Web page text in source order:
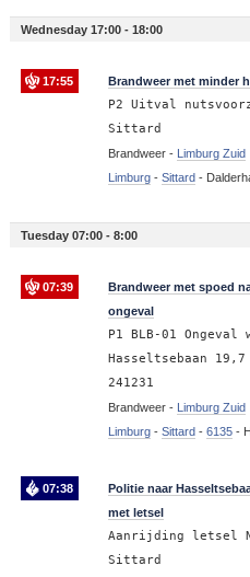
Wednesday 17:00 - 18:00
17:55 Brandweer met minder
P2 Uitval
Sittard
Brandweer - Limburg Zuid
Limburg- Sittard-
Tuesday 07:00 - 8:00
07:39
Brandweer met spoed
ongeval
P1 BLB-01
Hasseltsebaan
241231
Brandweer - Limburg Zuid
Limburg- Sittard- 6135-
07:38
Politie naar
met letsel
Aanrijding letsel
Sittard